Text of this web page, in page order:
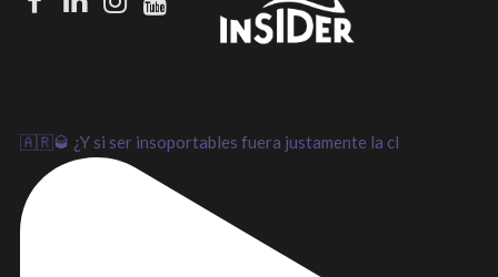
LinkedInInstagram
Youtube
🇦🇷🥃 ¿Y si ser insoportables fuera justamente la cl